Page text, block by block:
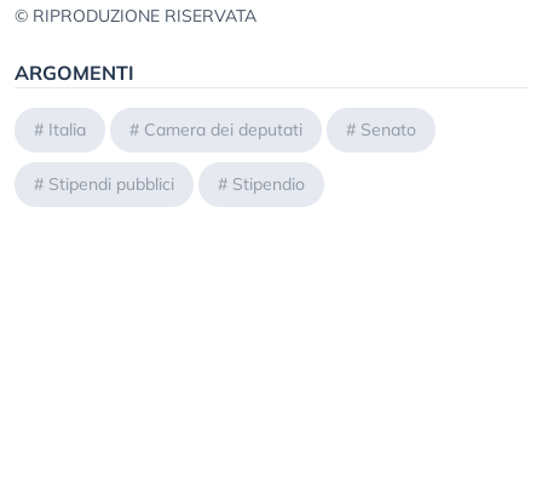
© RIPRODUZIONE RISERVATA
ARGOMENTI
# Italia # Camera dei deputati # Senato
# Stipendi pubblici # Stipendio